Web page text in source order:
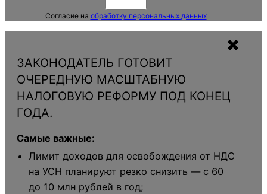
Согласие на обработку персональных данных
ЗАКОНОДАТЕЛЬ ГОТОВИТ
ОЧЕРЕДНУЮ МАСШТАБНУЮ
НАЛОГОВУЮ РЕФОРМУ ПОД КОНЕЦ
ГОДА.
Самые важные:
Лимит доходов для освобождения от НДС
на УСН планируют резко снизить — с 60
до 10 млн рублей в год;